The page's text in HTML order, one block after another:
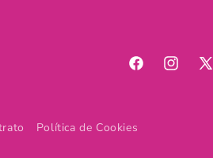
Política de Cookies
FacebookInstagram
X